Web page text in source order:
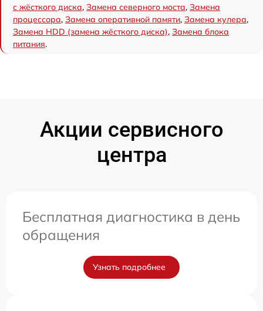
с жёсткого диска, Замена северного моста, Замена
процессора, Замена оперативной памяти, Замена кулера,
Замена HDD (замена жёсткого диска), Замена блока
питания.
Акции сервисного
центра
Бесплатная диагностика в день
обращения
Узнать подробнее